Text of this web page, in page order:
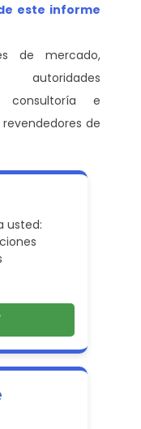
este informe
de mercado,
autoridades
consultoría e
de
usted: